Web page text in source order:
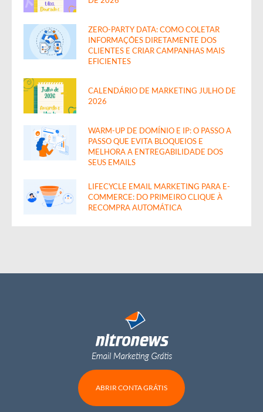
ZERO-PARTY DATA: COMO COLETAR
INFORMAÇÕES DIRETAMENTE DOS
CLIENTES E CRIAR CAMPANHAS MAIS
EFICIENTES
CALENDÁRIO DE MARKETING JULHO DE
2026
WARM-UP DE DOMÍNIO E IP: O PASSO A
PASSO QUE EVITA BLOQUEIOS E
MELHORA A ENTREGABILIDADE DOS
SEUS EMAILS
LIFECYCLE EMAIL MARKETING PARA E-
COMMERCE: DO PRIMEIRO CLIQUE À
RECOMPRA AUTOMÁTICA
ABRIR CONTA GRÁTIS